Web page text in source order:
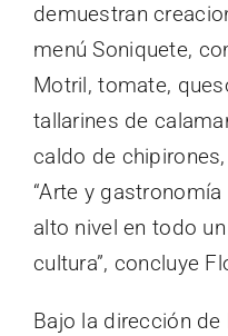
demuestran
menú Soniquete,
Motril, tomate,
tallarines de
caldo de
“Arte y
alto nivel en todo
cultura”, concluye
Bajo la dirección de